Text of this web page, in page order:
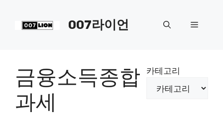
007라이언 메
금융소득종합
과세
카테고리